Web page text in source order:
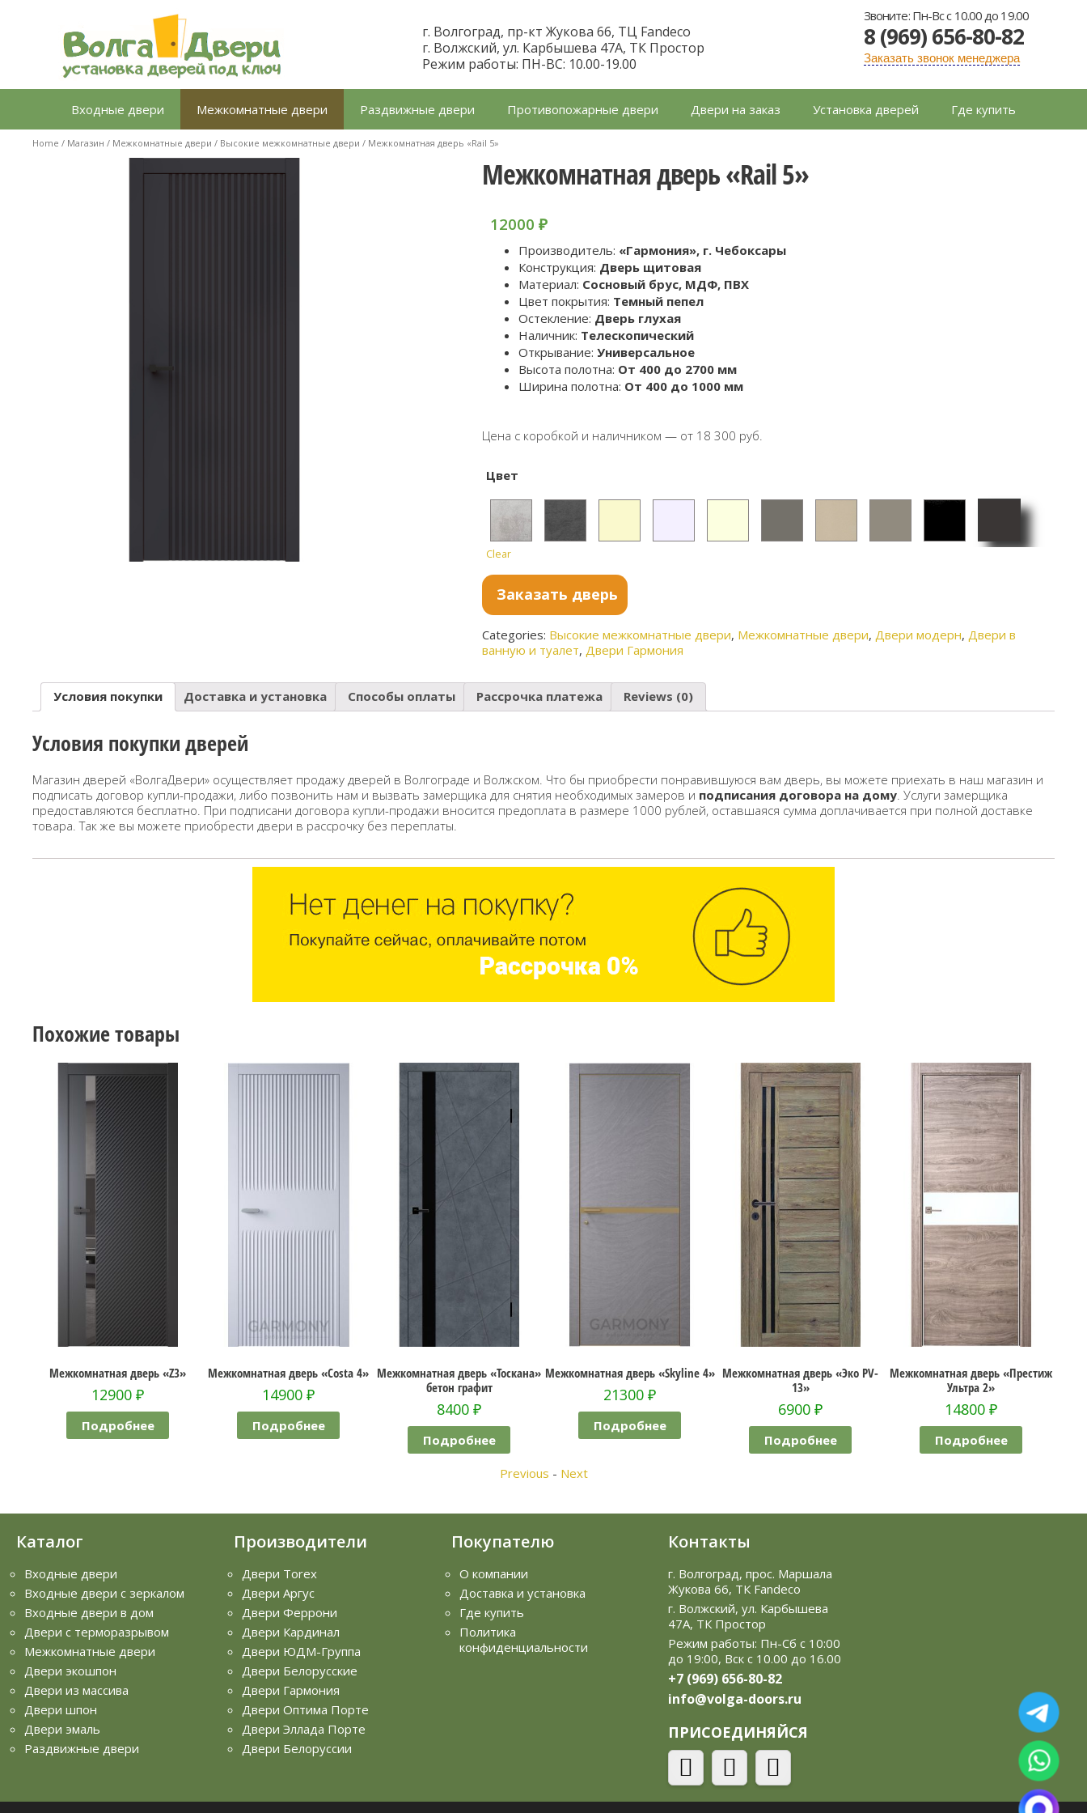
содержимому
г. Волгоград, пр-кт Жукова 66, ТЦ Fandeco
г. Волжский, ул. Карбышева 47А, ТК Простор
Режим работы: ПН-ВС: 10.00-19.00
Звоните: Пн-Вс с 10.00 до 19.00
8 (969) 656-80-82
Заказать звонок менеджера
Входные двери Межкомнатные двери Раздвижные двери Противопожарные двери Двери на заказ Установка дверей Где купить
Home / Магазин / Межкомнатные двери / Высокие межкомнатные двери / Межкомнатная дверь «Rail 5»
Межкомнатная дверь «Rail 5»
12000₽
Производитель: «Гармония», г. Чебоксары
Конструкция: Дверь щитовая
Материал: Cосновый брус, МДФ, ПВХ
Цвет покрытия: Темный пепел
Остекление: Дверь глухая
Наличник: Телескопический
Открывание:Универсальное
Высота полотна: От 400 до 2700 мм
Ширина полотна: От 400 до 1000 мм
Цена с коробкой и наличником — от 18 300 руб.
Цвет
Бетон
Clear
Заказать дверь
Categories: Высокие межкомнатные двери, Межкомнатные двери, Двери модерн, Двери в
ванную и туалет, Двери Гармония
Условия покупки Доставка и установка Способы оплаты Рассрочка платежа Reviews (0)
Условия покупки дверей
Магазин дверей «ВолгаДвери» осуществляет продажу дверей в Волгограде и Волжском. Что бы приобрести понравившуюся вам дверь, вы можете приехать в наш магазин и
подписать договор купли-продажи, либо позвонить нам и вызвать замерщика для снятия необходимых замеров и подписания договора на дому . Услуги замерщика
предоставляются бесплатно. При подписани договора купли-продажи вносится предоплата в размере 1000 рублей, оставшаяся сумма доплачивается при полной доставке
товара. Так же вы можете приобрести двери в рассрочку без переплаты.
Похожие товары
Межкомнатная дверь «Z3»
12900 ₽
Подробнее
Межкомнатная дверь «Costa 4»
14900 ₽
Подробнее
Межкомнатная дверь «Тоскана»
бетон графит
8400 ₽
Подробнее
Межкомнатная дверь «Skyline 4»
21300 ₽
Подробнее
Межкомнатная дверь «Эко PV-
13»
6900 ₽
Подробнее
Межкомнатная дверь «Престиж
Ультра 2»
14800 ₽
Подробнее
Previous - Next
Каталог
Входные двери
Входные двери с зеркалом
Входные двери в дом
Двери с терморазрывом
Межкомнатные двери
Двери экошпон
Двери из массива
Двери шпон
Двери эмаль
Раздвижные двери
Производители
Двери Torex
Двери Аргус
Двери Феррони
Двери Кардинал
Двери ЮДМ-Группа
Двери Белорусские
Двери Гармония
Двери Оптима Порте
Двери Эллада Порте
Двери Белоруссии
Покупателю
О компании
Доставка и установка
Где купить
Политика
конфиденциальности
Контакты
г. Волгоград, прос. Маршала
Жукова 66, ТК Fandeco
г. Волжский, ул. Карбышева
47А, ТК Простор
Режим работы: Пн-Сб с 10:00
до 19:00, Вск с 10.00 до 16.00
+7 (969) 656-80-82
info@volga-doors.ru
ПРИСОЕДИНЯЙСЯ